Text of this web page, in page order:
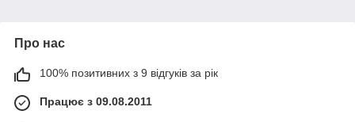
Про нас
100% позитивних з 9 відгуків за рік
Працює з 09.08.2011